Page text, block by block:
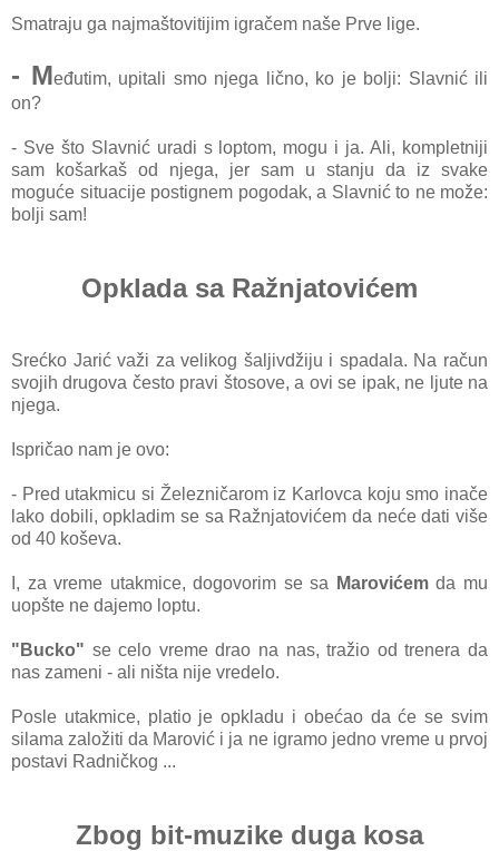
Smatraju ga najmaštovitijim igračem naše Prve lige.
- Međutim, upitali smo njega lično, ko je bolji: Slavnić ili
on?
- Sve što Slavnić uradi s loptom, mogu i ja. Ali, kompletniji
sam košarkaš od njega, jer sam u stanju da iz svake
moguće situacije postignem pogodak, a Slavnić to ne može:
bolji sam!
Opklada sa Ražnjatovićem
Srećko Jarić važi za velikog šaljivdžiju i spadala. Na račun
svojih drugova često pravi štosove, a ovi se ipak, ne ljute na
njega.
Ispričao nam je ovo:
- Pred utakmicu si Železničarom iz Karlovca koju smo inače
lako dobili, opkladim se sa Ražnjatovićem da neće dati više
od 40 koševa.
I, za vreme utakmice, dogovorim se sa Marovićemda mu
uopšte ne dajemo loptu.
"Bucko" se celo vreme drao na nas, tražio od trenera da
nas zameni - ali ništa nije vredelo.
Posle utakmice, platio je opkladu i obećao da će se svim
silama založiti da Marović i ja ne igramo jedno vreme u prvoj
postavi Radničkog ...
Zbog bit-muzike duga kosa